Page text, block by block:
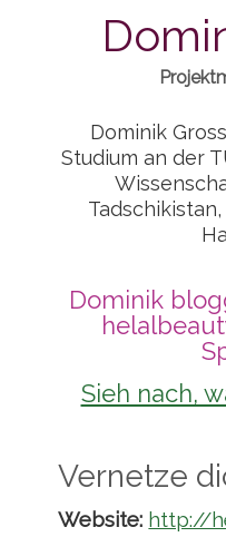
Dominik
Studium an der
Dominik
Sieh nach,
Vernetze
Website: http://